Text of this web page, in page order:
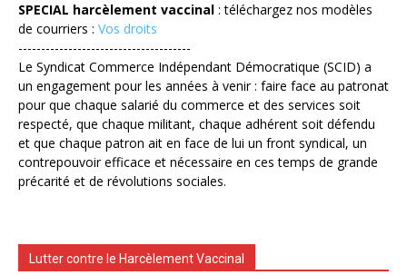
SPECIAL harcèlement vaccinal : téléchargez nos modèles
de courriers : Vos droits
--------------------------------------
Le Syndicat Commerce Indépendant Démocratique (SCID) a
un engagement pour les années à venir : faire face au patronat
pour que chaque salarié du commerce et des services soit
respecté, que chaque militant, chaque adhérent soit défendu
et que chaque patron ait en face de lui un front syndical, un
contrepouvoir efficace et nécessaire en ces temps de grande
précarité et de révolutions sociales.
Lutter contre le Harcèlement Vaccinal